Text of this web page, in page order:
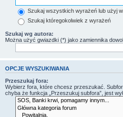
Szukaj wszystkich wyrażeń lub użyj
Szukaj któregokolwiek z wyrażeń
Szukaj wg autora:
Można użyć gwiazdki (*) jako zamiennika
OPCJE WYSZUKIWANIA
Przeszukaj fora:
Wybierz fora, które chcesz przeszukać.
chyba że funkcja „Przeszukuj subfora”, jest